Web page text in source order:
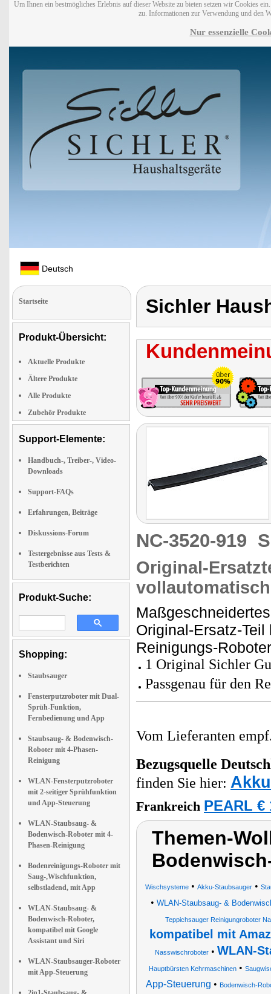
Um Ihnen ein bestmögliches Erlebnis auf dieser Website zu bieten setzen wir Cookies
zu. Informationen zur Verwendung und den
Nur essenzielle
Deutsch
Startseite
Produkt-Übersicht:
Aktuelle Produkte
Ältere Produkte
Alle Produkte
Zubehör Produkte
Support-Elemente:
Handbuch-, Treiber-, Video-
Downloads
Support-FAQs
Erfahrungen, Beiträge
Diskussions-Forum
Testergebnisse aus Tests &
Testberichten
Produkt-Suche:
Shopping:
Staubsauger
Fensterputzroboter mit Dual-
Sprüh-Funktion,
Fernbedienung und App
Staubsaug- & Bodenwisch-
Roboter mit 4-Phasen-
Reinigung
WLAN-Fensterputzroboter
mit 2-seitiger Sprühfunktion
und App-Steuerung
WLAN-Staubsaug- &
Bodenwisch-Roboter mit 4-
Phasen-Reinigung
Bodenreinigungs-Roboter mit
Saug-,Wischfunktion,
selbstladend, mit App
WLAN-Staubsaug- &
Bodenwisch-Roboter,
kompatibel mit Google
Assistant und Siri
WLAN-Staubsauger-Roboter
mit App-Steuerung
Sichler
NC-3520-919
Original-
Original-Ersatz-
Reinigungs-
1 Original Sichler
Passgenau für den
Vom Lieferanten
Bezugsquelle
finden Sie hier:
Frankreich PEARL €
Themen-
Wischsysteme• Akku-Staubsauger•
• WLAN-Staubsaug- &
Teppichsauger Reinigungroboter
kompatibel mit
Nasswischroboter• WLAN-
Hauptbürsten Kehrmaschinen •
App-Steuerung • Bodenwisch-